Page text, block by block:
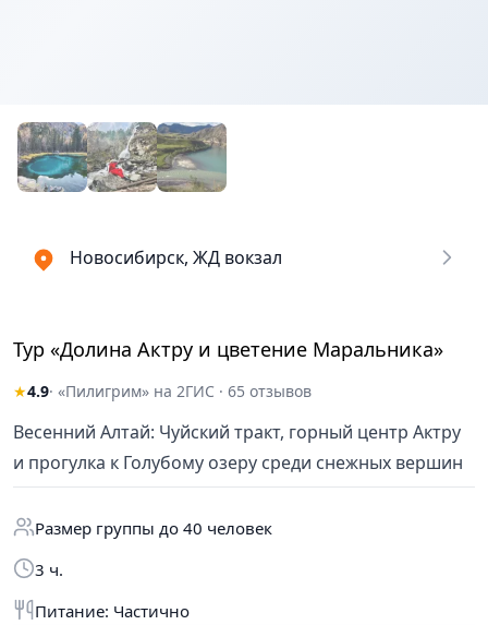
Новосибирск, ЖД вокзал
Тур «Долина Актру и цветение Маральника»
★4.9· «Пилигрим» на 2ГИС · 65 отзывов
Весенний Алтай: Чуйский тракт, горный центр Актру
и прогулка к Голубому озеру среди снежных вершин
Размер группы до 40 человек
3 ч.
Питание: Частично